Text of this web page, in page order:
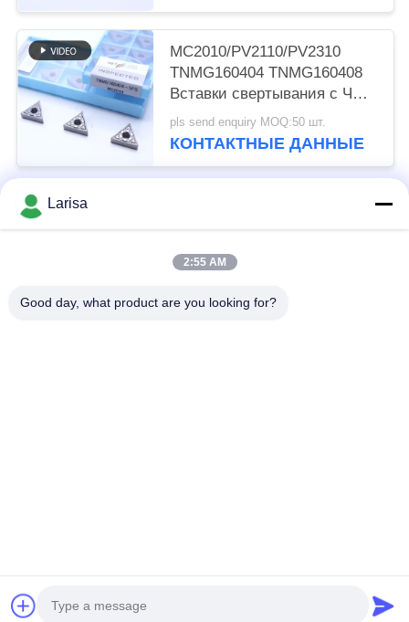
MC2010/PV2110/PV2310
TNMG160404 TNMG160408
Вставки свертывания с ЧПУ
Серметные вставки
свертывания для станков с
ЧПУ в 5FG-чип-брекерах
pls send enquiry MOQ:50 шт.
КОНТАКТНЫЕ ДАННЫЕ
Популярные категории
Larisa
2:55 AM
Good day, what product are you looking for?